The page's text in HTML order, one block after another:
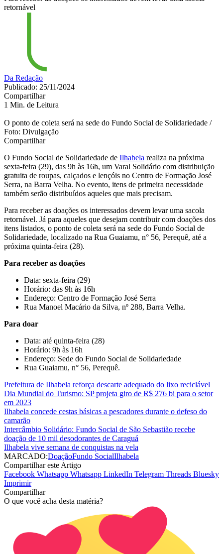
retornável
Da Redação
Publicado: 25/11/2024
Compartilhar
1 Min. de Leitura
O ponto de coleta será na sede do Fundo Social de Solidariedade /
Foto: Divulgação
Compartilhar
O Fundo Social de Solidariedade de Ilhabela realiza na próxima
sexta-feira (29), das 9h às 16h, um Varal Solidário com distribuição
gratuita de roupas, calçados e lençóis no Centro de Formação José
Serra, na Barra Velha. No evento, itens de primeira necessidade
também serão distribuídos aqueles que mais precisam.
Para receber as doações os interessados devem levar uma sacola
retornável. Já para aqueles que desejam contribuir com doações dos
itens listados, o ponto de coleta será na sede do Fundo Social de
Solidariedade, localizado na Rua Guaiamu, n° 56, Perequê, até a
próxima quinta-feira (28).
Para receber as doações
Data: sexta-feira (29)
Horário: das 9h às 16h
Endereço: Centro de Formação José Serra
Rua Manoel Macário da Silva, nº 288, Barra Velha.
Para doar
Data: até quinta-feira (28)
Horário: 9h às 16h
Endereço: Sede do Fundo Social de Solidariedade
Rua Guaiamu, n° 56, Perequê.
Prefeitura de Ilhabela reforça descarte adequado do lixo reciclável
Dia Mundial do Turismo: SP projeta giro de R$ 276 bi para o setor
em 2023
Ilhabela concede cestas básicas a pescadores durante o defeso do
camarão
Intercâmbio Solidário: Fundo Social de São Sebastião recebe
doação de 10 mil desodorantes de Caraguá
Ilhabela vive semana de conquistas na vela
MARCADO:DoaçãoFundo SocialIlhabela
Compartilhar este Artigo
Facebook Whatsapp Whatsapp LinkedIn Telegram Threads Bluesky
Imprimir
Compartilhar
O que você acha desta matéria?